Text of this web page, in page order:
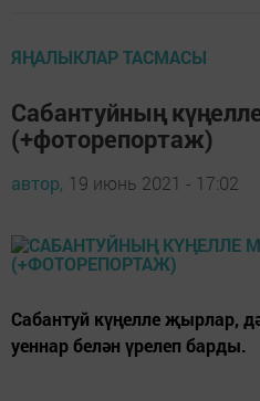
ЯҢАЛЫКЛАР ТАСМАСЫ
Сабантуйның
(+фоторепортаж)
автор, 19 июнь 2021 - 17:02
Сабантуй күңелле җырлар,
уеннар белән үрелеп барды.